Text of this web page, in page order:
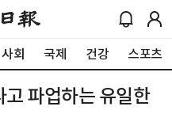
사회 국제 건강 스포츠
파업하는 유일한